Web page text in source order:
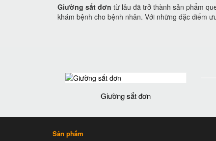
Giường sắt đơn từ lâu đã trở thành sản phẩm
khám bệnh cho bệnh nhân. Với những đặc điểm
Giường sắt đơn
Sản phẩm